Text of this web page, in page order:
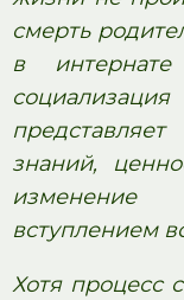
смерть
в
знаний,
изменение
вступлением
Хотя процесс